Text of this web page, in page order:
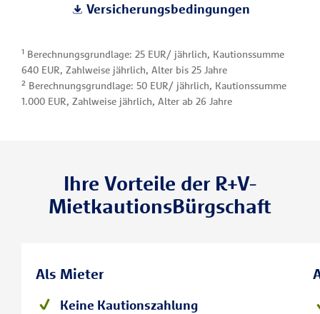
Versicherungsbedingungen
¹ Berechnungsgrundlage: 25 EUR/ jährlich, Kautionssumme
640 EUR, Zahlweise jährlich, Alter bis 25 Jahre
² Berechnungsgrundlage: 50 EUR/ jährlich, Kautionssumme
1.000 EUR, Zahlweise jährlich, Alter ab 26 Jahre
Ihre Vorteile der R+V-
MietkautionsBürgschaft
Als Mieter
Keine Kautionszahlung